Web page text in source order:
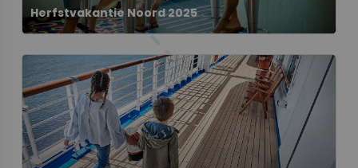
Herfstvakantie Noord 2025